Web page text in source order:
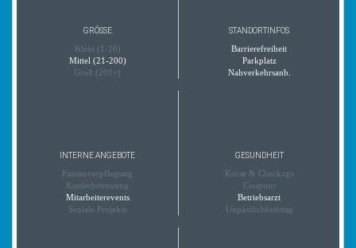
GRÖSSE
Klein (1-20)
Mittel (21-200)
Groß (201+)
STANDORTINFOS
Barrierefreiheit
Parkplatz
Nahverkehrsanb.
INTERNE ANGEBOTE
Pausenverpflegung
Kinderbetreuung
Mitarbeiterevents
Soziale Projekte
GESUNDHEIT
Kurse & Checkups
Coupons
Betriebsarzt
Unpässlichkeitstag